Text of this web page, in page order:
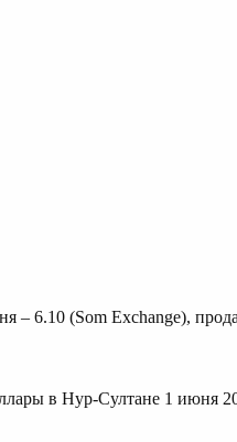
– 6.10 (Som Exchange),
в Нур-Султане 1 июня